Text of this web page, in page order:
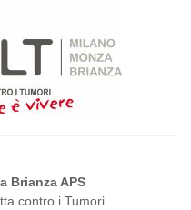
Brianza APS
contro i Tumori